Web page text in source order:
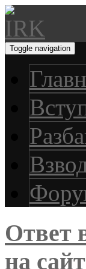
Toggle navigation
Ответ
на